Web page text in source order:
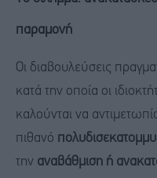
παραμονή
Οι διαβουλεύσεις
κατά την οποία οι
καλούνται να
πιθανό
την αναβάθμιση ή